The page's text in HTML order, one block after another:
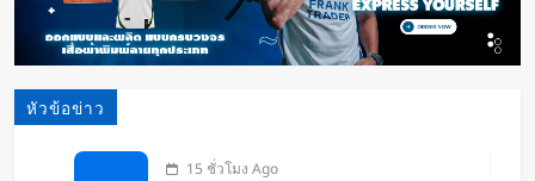
หัวข้อข่าว
15 ชั่วโมง Ago